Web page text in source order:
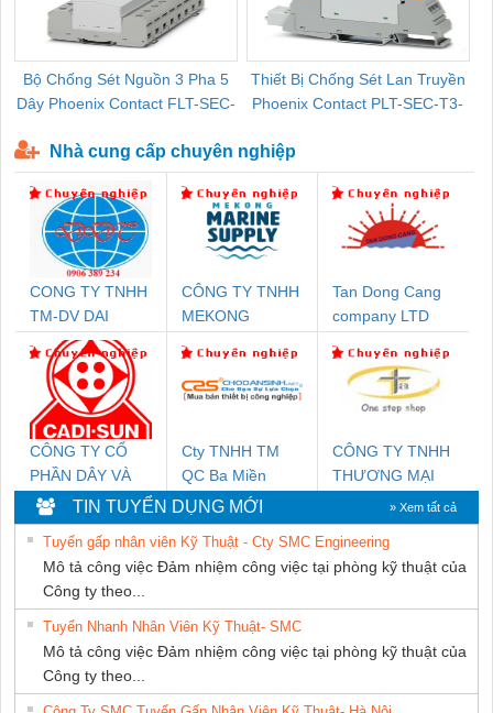
Bộ Chống Sét Nguồn 3 Pha 5
Dây Phoenix Contact FLT-SEC-
Thiết Bị Chống Sét Lan Truyền
Phoenix Contact PLT-SEC-T3-
Nhà cung cấp chuyên nghiệp
CONG TY TNHH
TM-DV DAI
DONG THANH
CÔNG TY TNHH
MEKONG
SUPPLY
Tan Dong Cang
company LTD
CÔNG TY CỔ
PHẦN DÂY VÀ
CÁP ĐIỆN
THƯỢNG ĐÌNH
Cty TNHH TM
QC Ba Miền
CÔNG TY TNHH
THƯƠNG MẠI
THIÊN ÂN VIỆT
NAM
TIN TUYỂN DỤNG MỚI » Xem tất cả
Tuyển gấp nhân viên Kỹ Thuật - Cty SMC Engineering
Mô tả công việc Đảm nhiệm công việc tại phòng kỹ thuật của
Công ty theo...
Tuyển Nhanh Nhân Viên Kỹ Thuật- SMC
Mô tả công việc Đảm nhiệm công việc tại phòng kỹ thuật của
Công ty theo...